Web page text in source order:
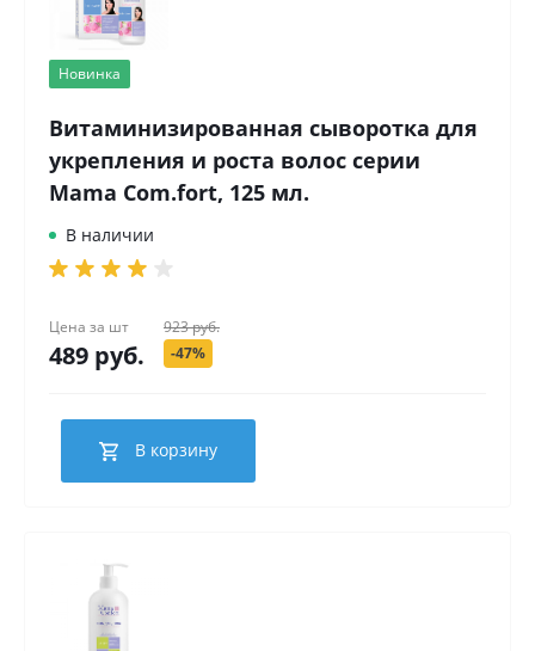
Новинка
Витаминизированная сыворотка для
укрепления и роста волос серии
Mama Com.fort, 125 мл.
В наличии
Цена за шт
489 руб.
923 руб.
-47%
В корзину